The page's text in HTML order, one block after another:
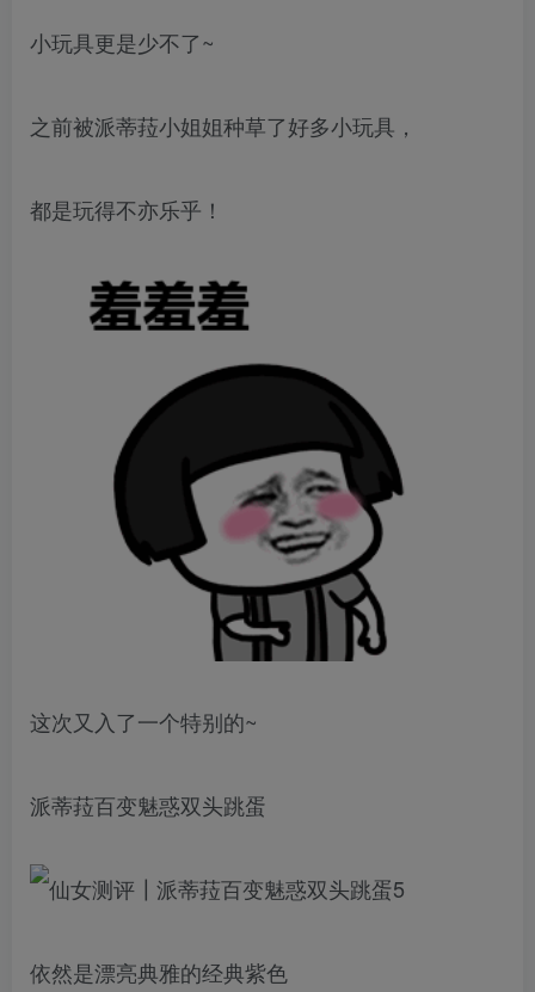
小玩具更是少不了~
之前被派蒂菈小姐姐种草了好多小玩具，
都是玩得不亦乐乎！
这次又入了一个特别的~
派蒂菈百变魅惑双头跳蛋
依然是漂亮典雅的经典紫色